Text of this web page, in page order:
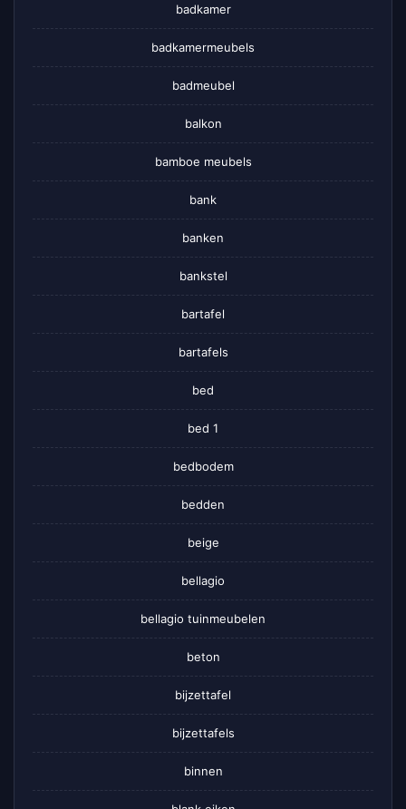
badkamer
badkamermeubels
badmeubel
balkon
bamboe meubels
bank
banken
bankstel
bartafel
bartafels
bed
bed 1
bedbodem
bedden
beige
bellagio
bellagio tuinmeubelen
beton
bijzettafel
bijzettafels
binnen